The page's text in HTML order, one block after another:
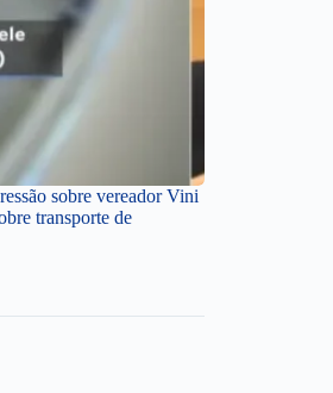
sobre vereador Vini
transporte de